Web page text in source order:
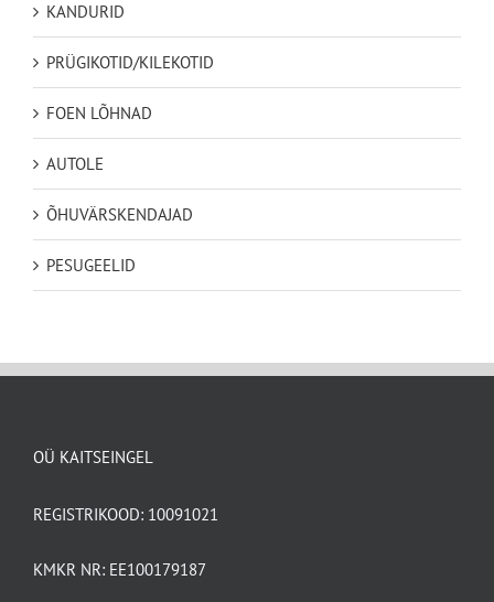
KANDURID
PRÜGIKOTID/KILEKOTID
FOEN LÕHNAD
AUTOLE
ÕHUVÄRSKENDAJAD
PESUGEELID
OÜ KAITSEINGEL
REGISTRIKOOD: 10091021
KMKR NR: EE100179187